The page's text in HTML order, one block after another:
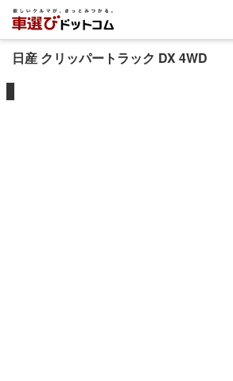
日産 クリッパートラック DX 4WD